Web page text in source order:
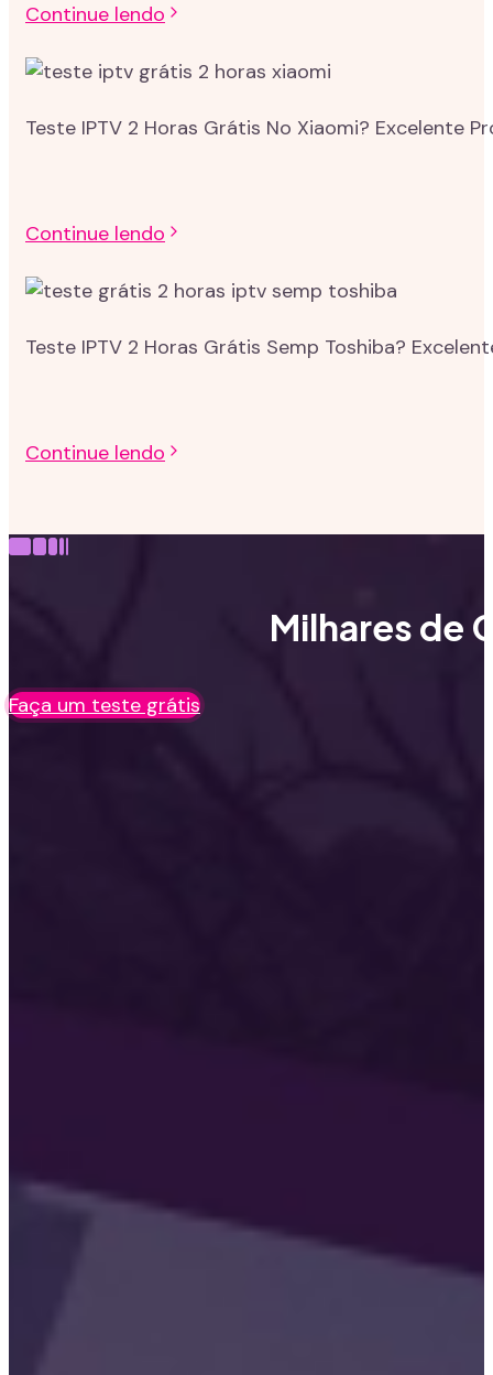
Continue lendo
Teste IPTV 2 Horas Grátis No Xiaomi? Excelente
Continue lendo
Teste IPTV 2 Horas Grátis Semp Toshiba?
Continue lendo
Milhares de
Faça um teste grátis